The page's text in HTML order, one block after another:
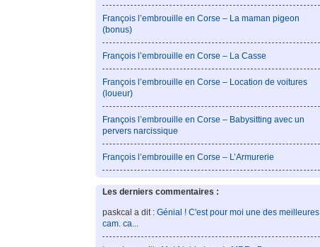
François l’embrouille en Corse – La maman pigeon
(bonus)
François l’embrouille en Corse – La Casse
François l’embrouille en Corse – Location de voitures
(loueur)
François l’embrouille en Corse – Babysitting avec un
pervers narcissique
François l’embrouille en Corse – L’Armurerie
Les derniers commentaires :
paskcal a dit : Génial ! C'est pour moi une des meilleures
cam. ca...